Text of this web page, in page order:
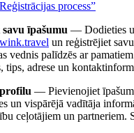
process”
īpašumu — Dodieties
un reģistrējiet
vednis palīdzēs ar
tips, adrese un
— Pievienojiet
un vispārējā vadītāja
ceļotājiem un partneriem.